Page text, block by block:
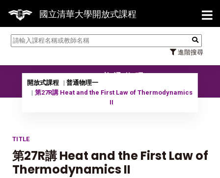
國立清華大學開放式課程
進階搜尋
【
10201 普通物理一
開放式課程
普通物理一
第27R講 Heat and the First Law of Thermodynamics
II
TITLE
第27R講 Heat and the First Law of
Thermodynamics II